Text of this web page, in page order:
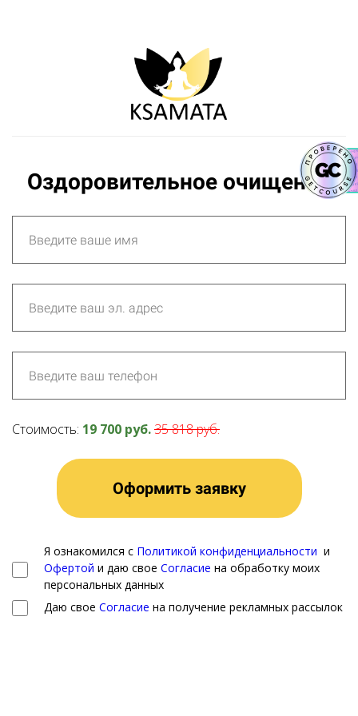
Оздоровительное очищение
Стоимость: 19 700 руб.35 818 руб.
Оформить заявку
Я ознакомился с Политикой конфиденциальности и
Офертой и даю свое Согласие на обработку моих
персональных данных
Даю свое Согласие на получение рекламных рассылок